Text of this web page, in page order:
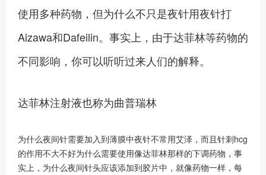
使用多种药物，但为什么不只是夜针用夜针打
Aizawa和Dafeilin。事实上，由于达菲林等药物的
不同影响，你可以听听过来人们的解释。
达菲林注射液也称为曲普瑞林
为什么夜间针需要加入到薄膜中夜针不常用艾泽，而且针刺hcg
的作用不大不好为什么需要使用像达菲林那样的下调药物，事
实上，为什么夜间针头应该添加到胶片中，就像药物一样，每